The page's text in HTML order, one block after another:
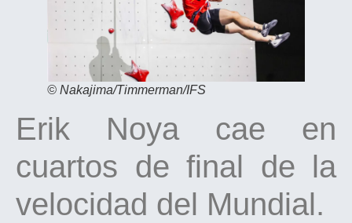
© Nakajima/Timmerman/IFS
Erik Noya cae en
cuartos de final de la
velocidad del Mundial.